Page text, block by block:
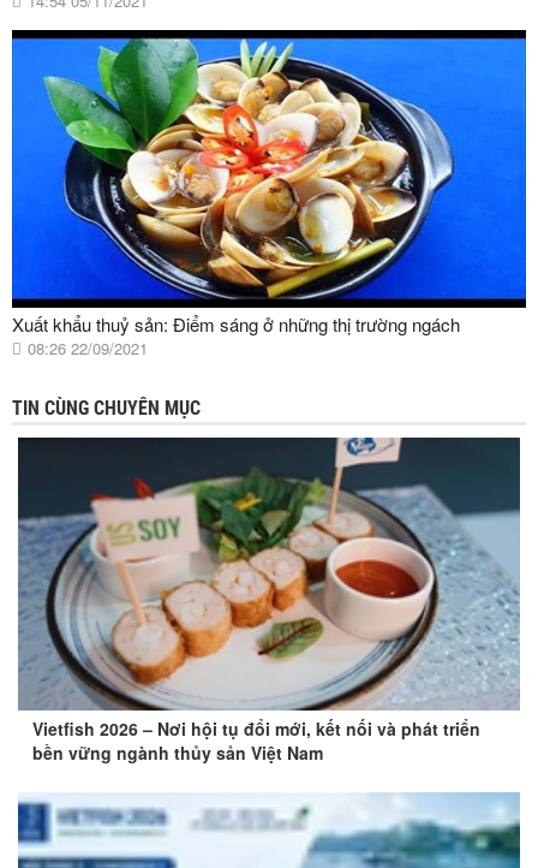
Xuất khẩu thuỷ sản: Điểm sáng ở những thị trường ngách
08:26 22/09/2021
TIN CÙNG CHUYÊN MỤC
Vietfish 2026 – Nơi hội tụ đổi mới, kết nối và phát triển
bền vững ngành thủy sản Việt Nam